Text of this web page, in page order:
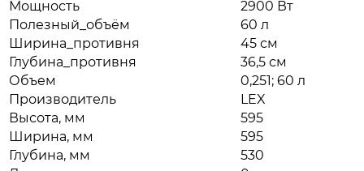
Мощность
2900 Вт
Полезный_объём
60 л
Ширина_противня
45 см
Глубина_противня
36,5 см
Объем
0,251; 60 л
Производитель
LEX
Высота, мм
595
Ширина, мм
595
Глубина, мм
530